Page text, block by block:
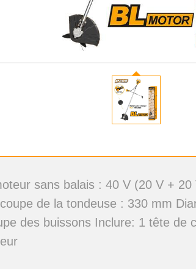
sans balais : 40 V (20 V +
de la tondeuse : 330 mm
des buissons Inclure: 1 tête